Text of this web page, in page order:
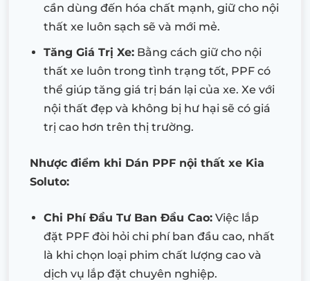
cần dùng đến hóa chất mạnh, giữ cho nội
thất xe luôn sạch sẽ và mới mẻ.
Tăng Giá Trị Xe: Bằng cách giữ cho nội
thất xe luôn trong tình trạng tốt, PPF có
thể giúp tăng giá trị bán lại của xe. Xe với
nội thất đẹp và không bị hư hại sẽ có giá
trị cao hơn trên thị trường.
Nhược điểm khi Dán PPF nội thất xe Kia
Soluto:
Chi Phí Đầu Tư Ban Đầu Cao: Việc lắp
đặt PPF đòi hỏi chi phí ban đầu cao, nhất
là khi chọn loại phim chất lượng cao và
dịch vụ lắp đặt chuyên nghiệp.